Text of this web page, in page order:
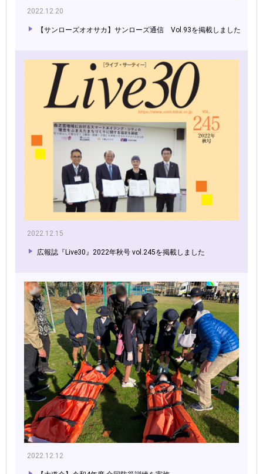
2022.12.20
【サンローズオオサカ】サンローズ通信 Vol.93を掲載しました
2022.12.15
広報誌『Live30』2022年秋号 vol.245を掲載しました
2022.12.12